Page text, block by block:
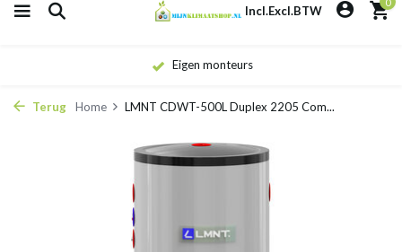
Incl.Excl.BTW
Eigen monteurs
Terug Home LMNT CDWT-500L Duplex 2205 Com...